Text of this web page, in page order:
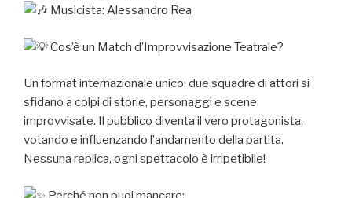
Musicista: Alessandro Rea
Cos’è un Match d’Improvvisazione Teatrale?
Un format internazionale unico: due squadre di attori si
sfidano a colpi di storie, personaggi e scene
improvvisate. Il pubblico diventa il vero protagonista,
votando e influenzando l’andamento della partita.
Nessuna replica, ogni spettacolo è irripetibile!